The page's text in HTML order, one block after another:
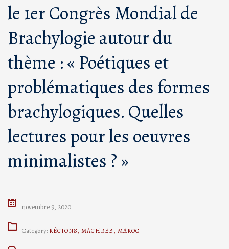
le 1er Congrès Mondial de
Brachylogie autour du
thème : « Poétiques et
problématiques des formes
brachylogiques. Quelles
lectures pour les oeuvres
minimalistes ? »
novembre 9, 2020
Category: RÉGIONS, MAGHREB, MAROC